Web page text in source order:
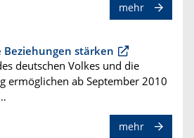
mehr
Beziehungen stärken
deutschen Volkes und die
ermöglichen ab September 2010
mehr